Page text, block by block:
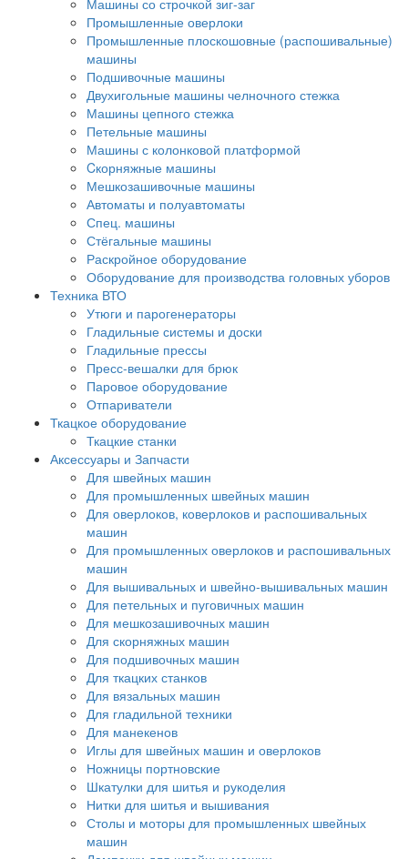
Машины со строчкой зиг-заг
Промышленные оверлоки
Промышленные плоскошовные (распошивальные)
машины
Подшивочные машины
Двухигольные машины челночного стежка
Машины цепного стежка
Петельные машины
Машины с колонковой платформой
Cкорняжные машины
Мешкозашивочные машины
Автоматы и полуавтоматы
Спец. машины
Стёгальные машины
Раскройное оборудование
Оборудование для производства головных уборов
Техника ВТО
Утюги и парогенераторы
Гладильные системы и доски
Гладильные прессы
Пресс-вешалки для брюк
Паровое оборудование
Отпариватели
Ткацкое оборудование
Ткацкие станки
Аксессуары и Запчасти
Для швейных машин
Для промышленных швейных машин
Для оверлоков, коверлоков и распошивальных
машин
Для промышленных оверлоков и распошивальных
машин
Для вышивальных и швейно-вышивальных машин
Для петельных и пуговичных машин
Для мешкозашивочных машин
Для скорняжных машин
Для подшивочных машин
Для ткацких станков
Для вязальных машин
Для гладильной техники
Для манекенов
Иглы для швейных машин и оверлоков
Ножницы портновские
Шкатулки для шитья и рукоделия
Нитки для шитья и вышивания
Столы и моторы для промышленных швейных
машин